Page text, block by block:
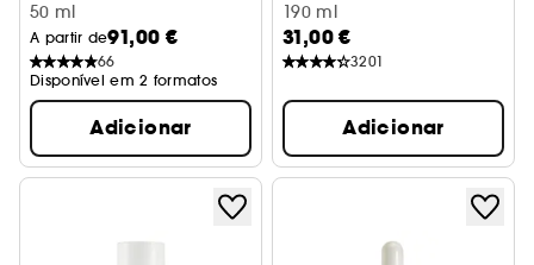
50 ml
A partir de91,00 €
66
Disponível em 2 formatos
Adicionar
190 ml
31,00 €
3201
Adicionar